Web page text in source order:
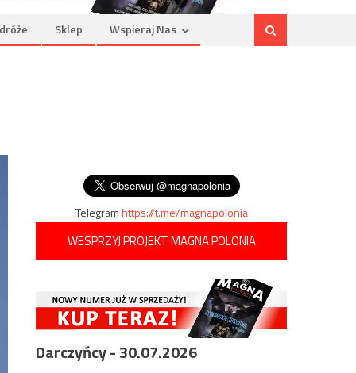
Sklep Wspieraj Nas
Telegramhttps://t.me/magnapolonia
WESPRZYJ PROJEKT MAGNA POLONIA
Darczyńcy - 30.07.2026